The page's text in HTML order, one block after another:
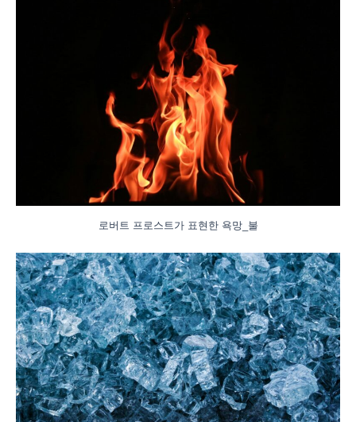
로버트 프로스트가 표현한 욕망_불